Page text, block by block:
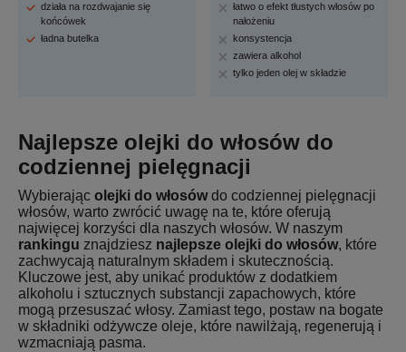
działa na rozdwajanie się
końcówek
ładna butelka
łatwo o efekt tłustych włosów po
nałożeniu
konsystencja
zawiera alkohol
tylko jeden olej w składzie
Najlepsze olejki do włosów do
codziennej pielęgnacji
Wybierając olejki do włosówdo codziennej pielęgnacji
włosów, warto zwrócić uwagę na te, które oferują
najwięcej korzyści dla naszych włosów. W naszym
rankingu znajdziesz najlepsze olejki do włosów, które
zachwycają naturalnym składem i skutecznością.
Kluczowe jest, aby unikać produktów z dodatkiem
alkoholu i sztucznych substancji zapachowych, które
mogą przesuszać włosy. Zamiast tego, postaw na bogate
w składniki odżywcze oleje, które nawilżają, regenerują i
wzmacniają pasma.